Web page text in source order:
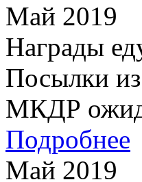
Май 2019
Награды
Посылки
МКДР
Подробнее
Май 2019